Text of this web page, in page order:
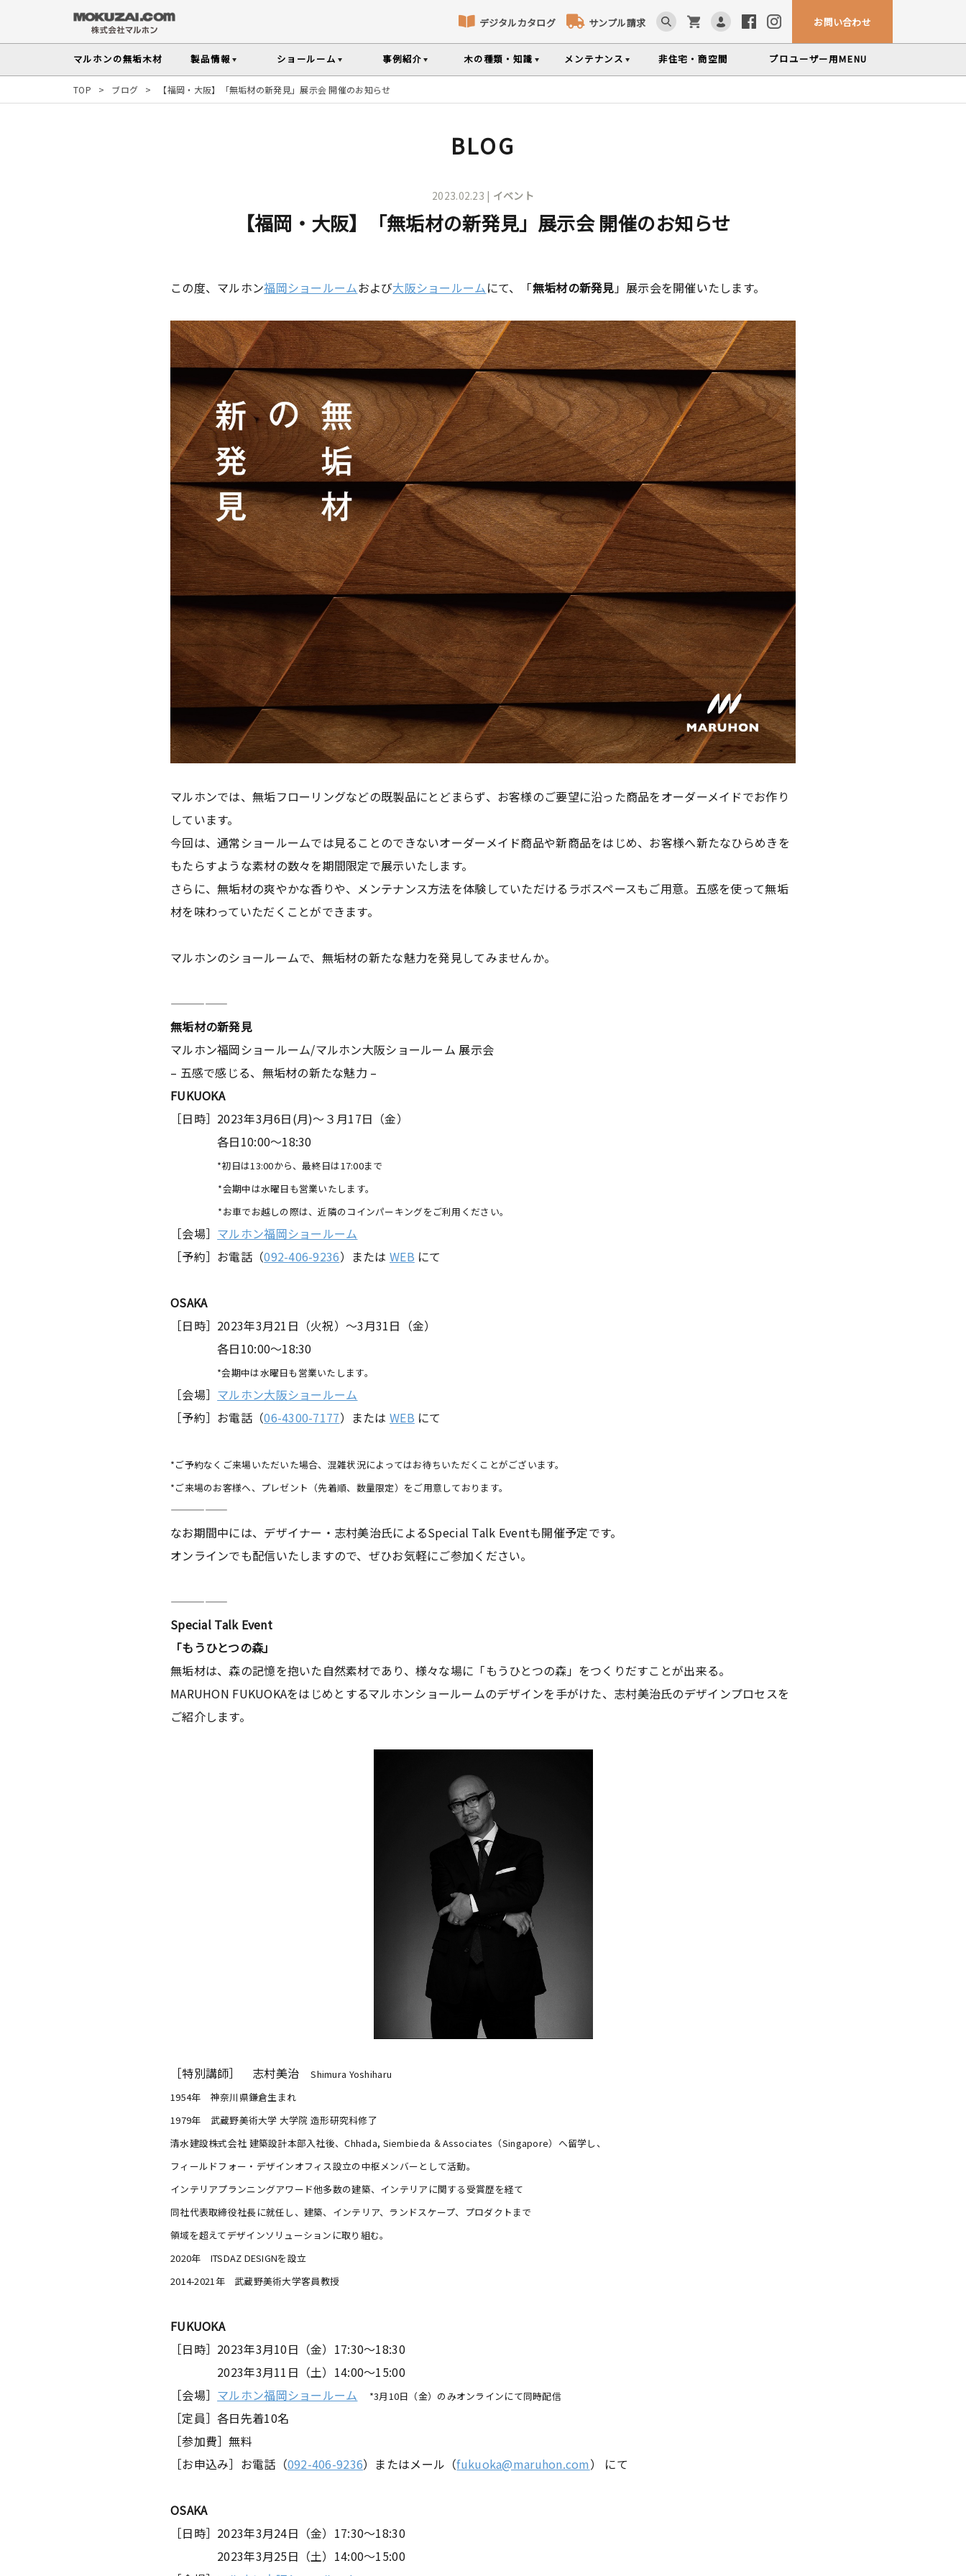
デジタルカタログ サンプル請求 お問い合わせ
マルホンの無垢木材 製品情報
フローリング 床暖房対応フローリング パネリング カウンター・テーブル
ショールーム 事例紹介
樹種から探す
木の種類・知識
木材の基礎知識 コラム「見る木活かす木」
木の種類・知識TOP
メンテナンス
メンテナンスのコト メンテナンスサービス
マルホンのオリジナル塗料Arbor(アーバー)シリーズをお買い求めいただけま
非住宅・商空間 プロユーザー用MENU
TOP > ブログ > 【福岡・大阪】「無垢材の新発見」展示会 開催のお知らせ
BLOG
2023.02.23 | イベント
【福岡・大阪】「無垢材の新発見」展示会 開催のお知らせ
この度、マルホン福岡ショールームおよび大阪ショールームにて、「無垢材の新発見」展示会を開催いたします。
マルホンでは、無垢フローリングなどの既製品にとどまらず、お客様のご要望に沿った商品をオーダーメイドでお作り
しています。
今回は、通常ショールームでは見ることのできないオーダーメイド商品や新商品をはじめ、お客様へ新たなひらめきを
もたらすような素材の数々を期間限定で展示いたします。
さらに、無垢材の爽やかな香りや、メンテナンス方法を体験していただけるラボスペースもご用意。五感を使って無垢
材を味わっていただくことができます。
マルホンのショールームで、無垢材の新たな魅力を発見してみませんか。
—————
無垢材の新発見
マルホン福岡ショールーム/マルホン大阪ショールーム 展示会
– 五感で感じる、無垢材の新たな魅力 –
FUKUOKA
［日時］2023年3月6日(月)～３月17日（金）
各日10:00～18:30
*初日は13:00から、最終日は17:00まで
*会期中は水曜日も営業いたします。
*お車でお越しの際は、近隣のコインパーキングをご利用ください。
［会場］ マルホン福岡ショールーム
［予約］お電話（092-406-9236）またはWEB にて
OSAKA
［日時］2023年3月21日（火祝）～3月31日（金）
各日10:00～18:30
*会期中は水曜日も営業いたします。
［会場］ マルホン大阪ショールーム
［予約］お電話（06-4300-7177）またはWEB にて
*ご予約なくご来場いただいた場合、混雑状況によってはお待ちいただくことがございます。
*ご来場のお客様へ、プレゼント（先着順、数量限定）をご用意しております。
—————
なお期間中には、デザイナー・志村美治氏によるSpecial Talk Eventも開催予定です。
オンラインでも配信いたしますので、ぜひお気軽にご参加ください。
—————
Special Talk Event
「もうひとつの森」
無垢材は、森の記憶を抱いた自然素材であり、様々な場に「もうひとつの森」をつくりだすことが出来る。
MARUHON FUKUOKAをはじめとするマルホンショールームのデザインを手がけた、志村美治氏のデザインプロセスを
ご紹介します。
［特別講師］ 志村美治Shimura Yoshiharu
1954年 神奈川県鎌倉生まれ
1979年 武蔵野美術大学 大学院 造形研究科修了
清水建設株式会社 建築設計本部入社後、Chhada, Siembieda ＆Associates（Singapore）へ留学し、
フィールドフォー・デザインオフィス設立の中枢メンバーとして活動。
インテリアプランニングアワード他多数の建築、インテリアに関する受賞歴を経て
同社代表取締役社長に就任し、建築、インテリア、ランドスケープ、プロダクトまで
領域を超えてデザインソリューションに取り組む。
2020年 ITSDAZ DESIGNを設立
2014-2021年 武蔵野美術大学客員教授
FUKUOKA
［日時］2023年3月10日（金）17:30～18:30
2023年3月11日（土）14:00～15:00
［会場］ マルホン福岡ショールーム *3月10日（金）のみオンラインにて同時配信
［定員］各日先着10名
［参加費］無料
［お申込み］お電話（092-406-9236）またはメール（fukuoka@maruhon.com） にて
OSAKA
［日時］2023年3月24日（金）17:30～18:30
2023年3月25日（土）14:00～15:00